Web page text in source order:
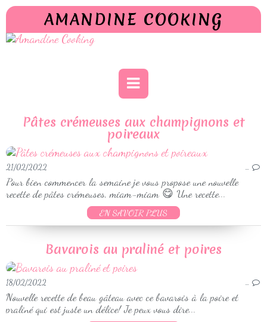
AMANDINE COOKING
Pâtes crémeuses aux champignons et
poireaux
21/02/2022 …
Pour bien commencer la semaine je vous propose une nouvelle
recette de pâtes crémeuses, miam-miam 😋 Une recette...
EN SAVOIR PLUS
Bavarois au praliné et poires
18/02/2022 …
Nouvelle recette de beau gâteau avec ce bavarois à la poire et
praliné qui est juste un délice! Je peux vous dire...